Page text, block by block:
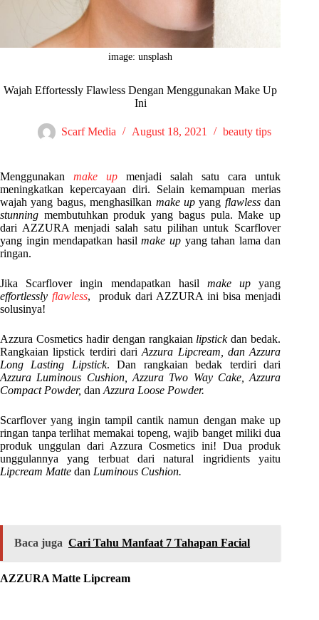
image: unsplash
Wajah Effortessly Flawless Dengan Menggunakan Make Up
Ini
Scarf Media August 18, 2021 beauty tips
Menggunakanmake up menjadi salah satu cara untuk
meningkatkan kepercayaan diri. Selain kemampuan merias
wajah yang bagus, menghasilkan make up yang flawlessdan
stunning membutuhkan produk yang bagus pula. Make up
dari AZZURA menjadi salah satu pilihan untuk Scarflover
yang ingin mendapatkan hasilmake upyang tahan lama dan
ringan.
Jika Scarflover ingin mendapatkan hasil make up yang
effortlesslyflawless, produk dari AZZURA ini bisa menjadi
solusinya!
Azzura Cosmetics hadir dengan rangkaian lipstickdan bedak.
Rangkaian lipstick terdiri dariAzzura Lipcream, dan Azzura
Long Lasting Lipstick. Dan rangkaian bedak terdiri dari
Azzura Luminous Cushion, Azzura Two Way Cake, Azzura
Compact Powder, dan Azzura Loose Powder.
Scarflover yang ingin tampil cantik namun dengan make up
ringan tanpa terlihat memakai topeng, wajib banget miliki dua
produk unggulan dari Azzura Cosmetics ini! Dua produk
unggulannya yang terbuat dari natural ingridients yaitu
Lipcream Matte dan Luminous Cushion.
Baca juga Cari Tahu Manfaat 7 Tahapan Facial
AZZURA Matte Lipcream